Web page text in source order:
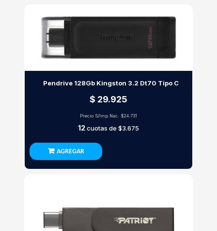
Pendrive 128Gb Kingston 3.2 Dt70 Tipo C
$ 29.925
Precio S/Imp.Nac. $24.731
12cuotas de $3.675
AGREGAR